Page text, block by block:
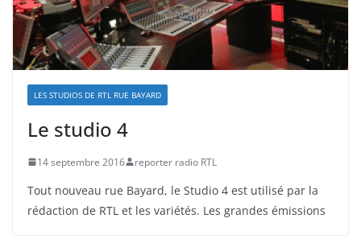
LES STUDIOS DE RTL RUE BAYARD
Le studio 4
14 septembre 2016 reporter radio RTL
Tout nouveau rue Bayard, le Studio 4 est utilisé par la
rédaction de RTL et les variétés. Les grandes émissions